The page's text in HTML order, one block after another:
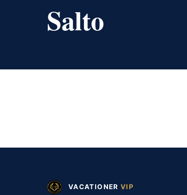
Salto
VACATIONER VIP